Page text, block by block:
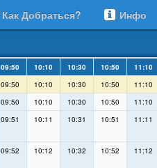
Как Добраться?
Инфо
09:50 10:10 10:30 10:50 11:10
09:50 10:10 10:30 10:50 11:10
09:50 10:10 10:30 10:50 11:10
09:51 10:11 10:31 10:51 11:11
09:52 10:12 10:32 10:52 11:12